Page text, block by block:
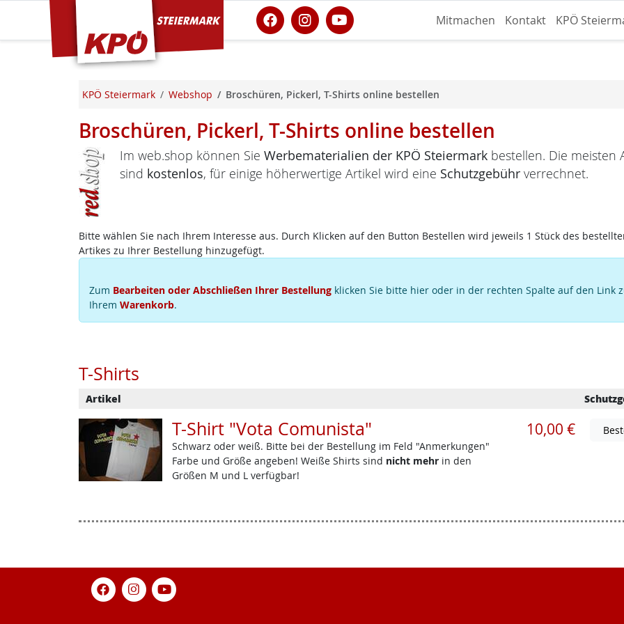
KPÖ Steiermark Mitmachen Kontakt KPÖ
KPÖ Steiermark Webshop Broschüren, Pickerl, T-Shirts online bestellen
Broschüren, Pickerl, T-Shirts online bestellen
Im web.shop können Sie Werbematerialien der KPÖ Steiermarkbestellen. Die meisten
sind kostenlos, für einige höherwertige Artikel wird eine Schutzgebührverrechnet.
Bitte wählen Sie nach Ihrem Interesse aus. Durch Klicken auf den Button Bestellen wird jeweils 1 Stück des
Artikes zu Ihrer Bestellung hinzugefügt.
Zum Bearbeiten oder Abschließen Ihrer Bestellungklicken Sie bitte hier oder in der rechten Spalte auf den Link
Ihrem Warenkorb.
T-Shirts
Artikel
T-Shirt "Vota Comunista"
Schwarz oder weiß. Bitte bei der Bestellung im Feld "Anmerkungen"
Farbe und Größe angeben! Weiße Shirts sind nicht mehrin den
Größen M und L verfügbar!
10,00 €